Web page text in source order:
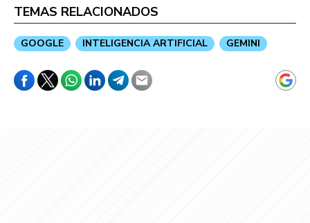
TEMAS RELACIONADOS
GOOGLE INTELIGENCIA ARTIFICIAL GEMINI